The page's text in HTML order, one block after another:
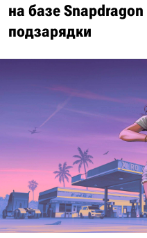
на базе Snapdragon
подзарядки